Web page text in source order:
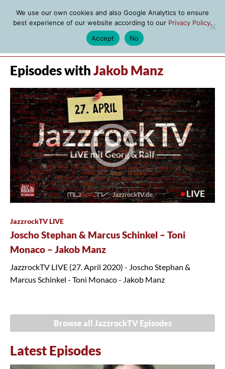
Episodes with Jakob Manz
JazzrockTV LIVE
Joscho Stephan & Marcus Schinkel – Toni
Monaco – Jakob Manz
JazzrockTV LIVE (27. April 2020) - Joscho Stephan &
Marcus Schinkel - Toni Monaco - Jakob Manz
Browse all JazzrockTV Episodes
Latest Episodes
We use our own cookies and also Google Analytics to ensure
best experience of our website according to our Privacy Policy.
Accept
No